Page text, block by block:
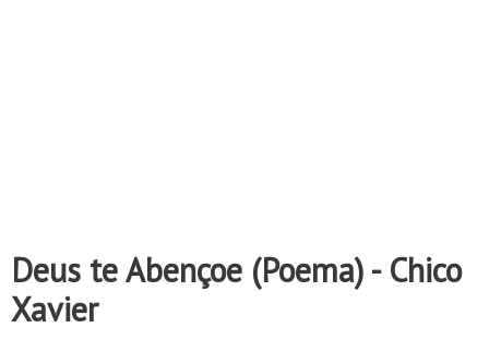
Deus te Abençoe (Poema) - Chico
Xavier